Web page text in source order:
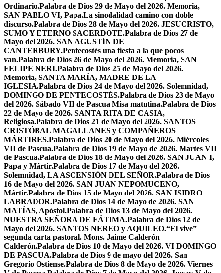
Ordinario.Palabra de Dios 29 de Mayo del 2026. Memoria,
SAN PABLO VI, Papa.La sinodalidad camino con doble
discurso.Palabra de Dios 28 de Mayo del 2026. JESUCRISTO,
SUMO Y ETERNO SACERDOTE.Palabra de Dios 27 de
Mayo del 2026. SAN AGUSTÍN DE
CANTERBURY.Pentecostés una fiesta a la que pocos
van.Palabra de Dios 26 de Mayo del 2026. Memoria, SAN
FELIPE NERI.Palabra de Dios 25 de Mayo del 2026.
Memoria, SANTA MARÍA, MADRE DE LA
IGLESIA.Palabra de Dios 24 de Mayo del 2026. Solemnidad,
DOMINGO DE PENTECOSTÉS.Palabra de Dios 23 de Mayo
del 2026. Sábado VII de Pascua Misa matutina.Palabra de Dios
22 de Mayo de 2026. SANTA RITA DE CASIA,
Religiosa.Palabra de Dios 21 de Mayo del 2026. SANTOS
CRISTÓBAL MAGALLANES y COMPAÑEROS
MÁRTIRES.Palabra de Dios 20 de Mayo del 2026. Miércoles
VII de Pascua.Palabra de Dios 19 de Mayo de 2026. Martes VII
de Pascua.Palabra de Dios 18 de Mayo del 2026. SAN JUAN I,
Papa y Mártir.Palabra de Dios 17 de Mayo del 2026.
Solemnidad, LA ASCENSIÓN DEL SEÑOR.Palabra de Dios
16 de Mayo del 2026. SAN JUAN NEPOMUCENO,
Mártir.Palabra de Dios 15 de Mayo del 2026. SAN ISIDRO
LABRADOR.Palabra de Dios 14 de Mayo de 2026. SAN
MATÍAS, Apóstol.Palabra de Dios 13 de Mayo del 2026.
NUESTRA SEÑORA DE FÁTIMA.Palabra de Dios 12 de
Mayo del 2026. SANTOS NEREO y AQUILEO.“El vive”
segunda carta pastoral. Mons. Jaime Calderón
Calderón.Palabra de Dios 10 de Mayo del 2026. VI DOMINGO
DE PASCUA.Palabra de Dios 9 de mayo del 2026. San
Gregorio Ostiense.Palabra de Dios 8 de Mayo de 2026. Viernes